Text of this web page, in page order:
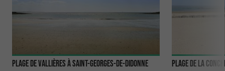
Plage de Vallières à Saint-Georges-de-Didonne Plage de la